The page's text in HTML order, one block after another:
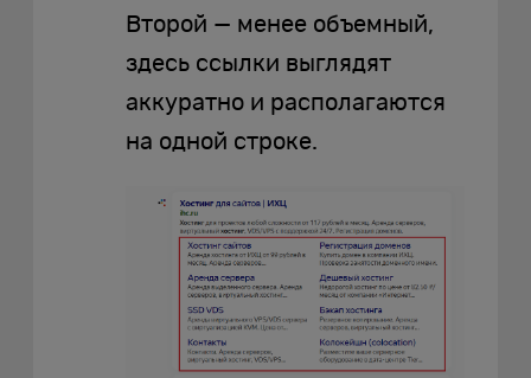
Второй — менее объемный,
здесь ссылки выглядят
аккуратно и располагаются
на одной строке.